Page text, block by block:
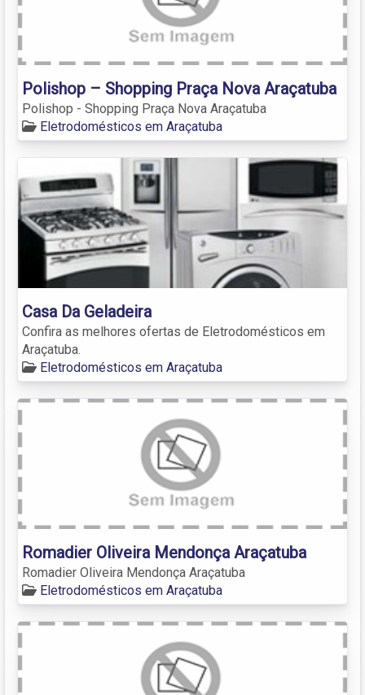
Polishop – Shopping Praça Nova Araçatuba
Polishop - Shopping Praça Nova Araçatuba
Eletrodomésticos em Araçatuba
Casa Da Geladeira
Confira as melhores ofertas de Eletrodomésticos em
Araçatuba.
Eletrodomésticos em Araçatuba
Romadier Oliveira Mendonça Araçatuba
Romadier Oliveira Mendonça Araçatuba
Eletrodomésticos em Araçatuba